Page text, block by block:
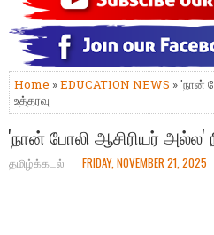
Home »EDUCATION NEWS » 'நான்
உத்தரவு
'நான் போலி ஆசிரியர் அல்ல'
தமிழ்க்கடல் FRIDAY, NOVEMBER 21, 2025